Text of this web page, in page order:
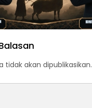
tidak akan dipublikasikan.